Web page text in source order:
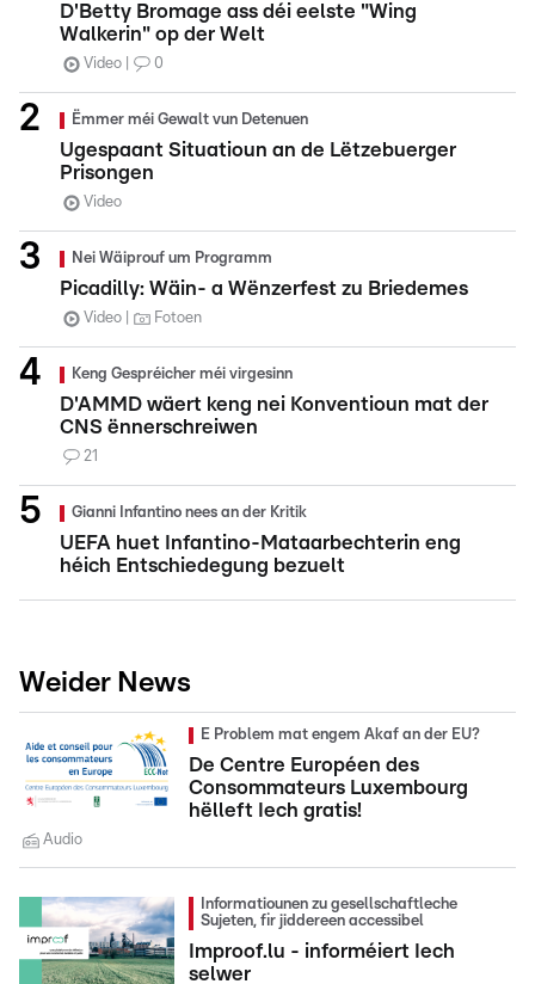
D'Betty Bromage ass déi eelste "Wing
Walkerin" op der Welt
Video 0
Ëmmer méi Gewalt vun Detenuen
Ugespaant Situatioun an de Lëtzebuerger
Prisongen
Video
Nei Wäiprouf um Programm
Picadilly: Wäin- a Wënzerfest zu Briedemes
Video Fotoen
Keng Gespréicher méi virgesinn
D'AMMD wäert keng nei Konventioun mat der
CNS ënnerschreiwen
21
Gianni Infantino nees an der Kritik
UEFA huet Infantino-Mataarbechterin eng
héich Entschiedegung bezuelt
Weider News
E Problem mat engem Akaf an der EU?
De Centre Européen des
Consommateurs Luxembourg
hëlleft Iech gratis!
Audio
Informatiounen zu gesellschaftleche
Sujeten, fir jiddereen accessibel
Improof.lu - informéiert Iech
selwer